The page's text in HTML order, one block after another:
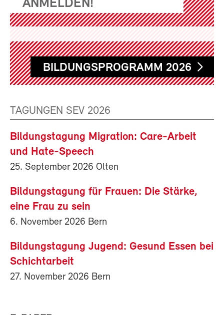
ANMELDEN!
BILDUNGSPROGRAMM 2026
TAGUNGEN SEV 2026
Bildungstagung Migration: Care-Arbeit
und Hate-Speech
25. September 2026 Olten
Bildungstagung für Frauen: Die Stärke,
eine Frau zu sein
6. November 2026 Bern
Bildungstagung Jugend: Gesund Essen bei
Schichtarbeit
27. November 2026 Bern